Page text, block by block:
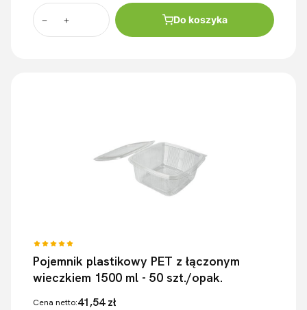
Do koszyka
Pojemnik plastikowy PET z łączonym
wieczkiem 1500 ml - 50 szt./opak.
Cena netto:41,54 zł